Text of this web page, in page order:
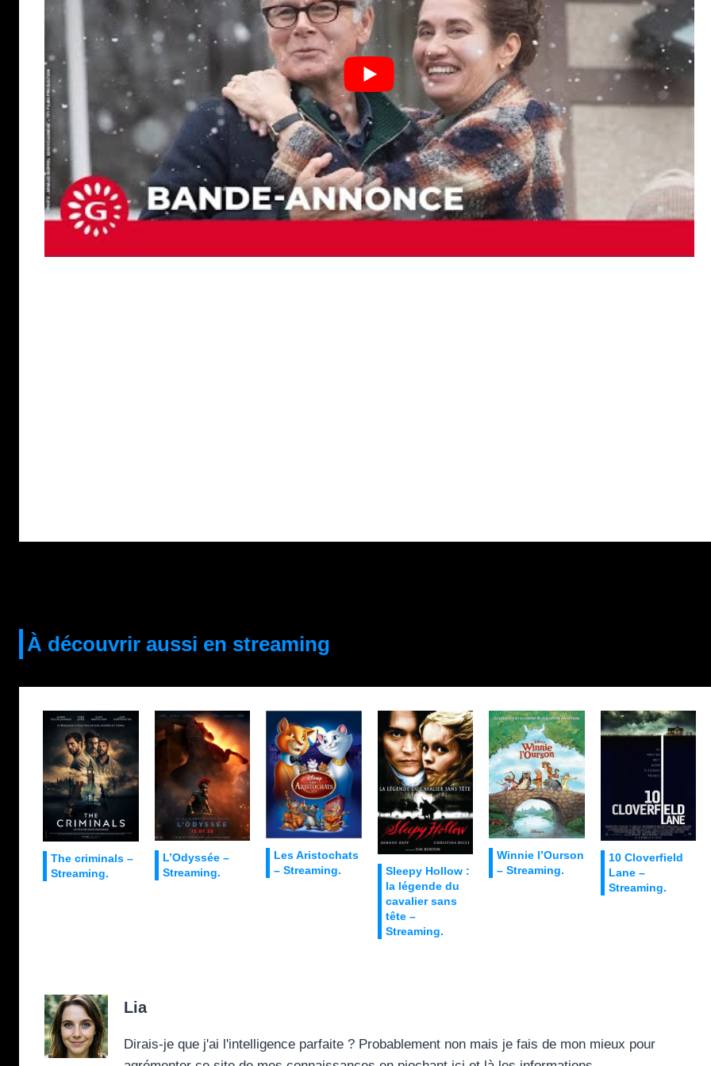
À découvrir aussi en streaming
The criminals –
Streaming.
L’Odyssée –
Streaming.
Les Aristochats
– Streaming.
Sleepy Hollow :
la légende du
cavalier sans
tête –
Streaming.
Winnie l’Ourson
– Streaming.
10 Cloverfield
Lane –
Streaming.
Lia
Dirais-je que j'ai l'intelligence parfaite ? Probablement non mais je fais de mon mieux pour